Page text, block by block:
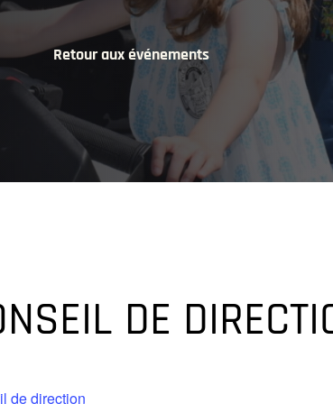
Retour aux événements
DE
de direction